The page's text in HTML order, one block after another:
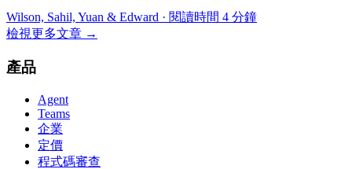
Wilson, Sahil, Yuan & Edward · 閱讀時間 4 分鐘
檢視更多文章 →
產品
Agent
Teams
企業
定價
程式碼審查